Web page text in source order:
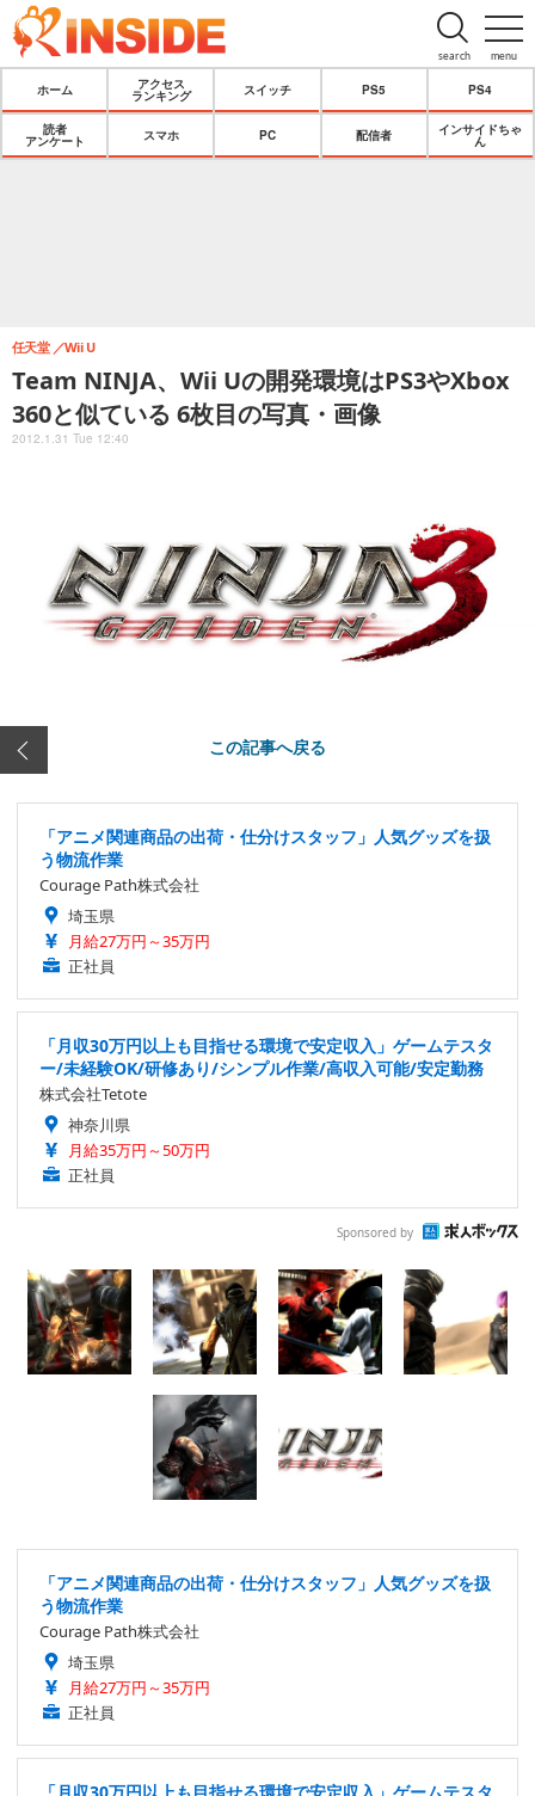
menu
search
ホーム
アクセス
ランキング
スイッチ PS5 PS4
読者
アンケート
スマホ PC 配信者
インサイドちゃ
ん
Team NINJA、Wii Uの開発環境はPS3やXbox
360と似ている 6枚目の写真・画像
任天堂 Wii U
2012.1.31 Tue 12:40
この記事へ戻る
「アニメ関連商品の出荷・仕分けスタッフ」人気グッズを扱
う物流作業
Courage Path株式会社
埼玉県
月給27万円～35万円
正社員
「月収30万円以上も目指せる環境で安定収入」ゲームテスタ
ー/未経験OK/研修あり/シンプル作業/高収入可能/安定勤務
株式会社Tetote
神奈川県
月給35万円～50万円
正社員
Sponsored by
「アニメ関連商品の出荷・仕分けスタッフ」人気グッズを扱
う物流作業
Courage Path株式会社
埼玉県
月給27万円～35万円
正社員